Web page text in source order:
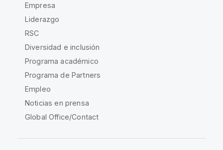
Empresa
Liderazgo
RSC
Diversidad e inclusión
Programa académico
Programa de Partners
Empleo
Noticias en prensa
Global Office/Contact